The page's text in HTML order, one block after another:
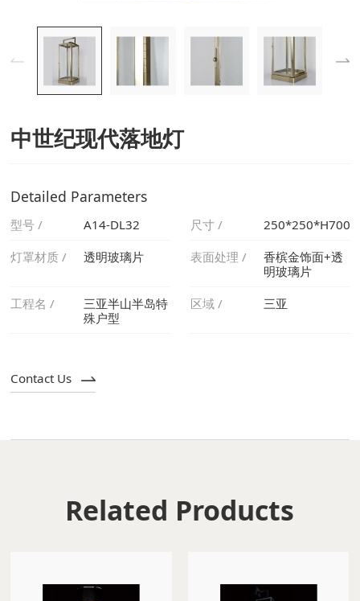
中世纪现代落地灯
Detailed Parameters
型号 / A14-DL32 尺寸 /
250*250*H700
灯罩材质 /
透明玻璃片
表面处理 /
明玻璃片
工程名 /
殊户型
区域 / 三亚
Contact Us
Related Products